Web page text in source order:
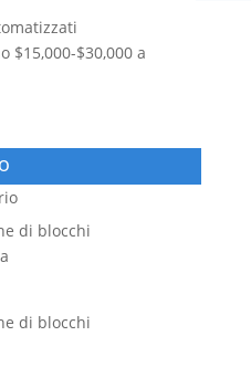
$15,000-$30,000 a
di blocchi
di blocchi